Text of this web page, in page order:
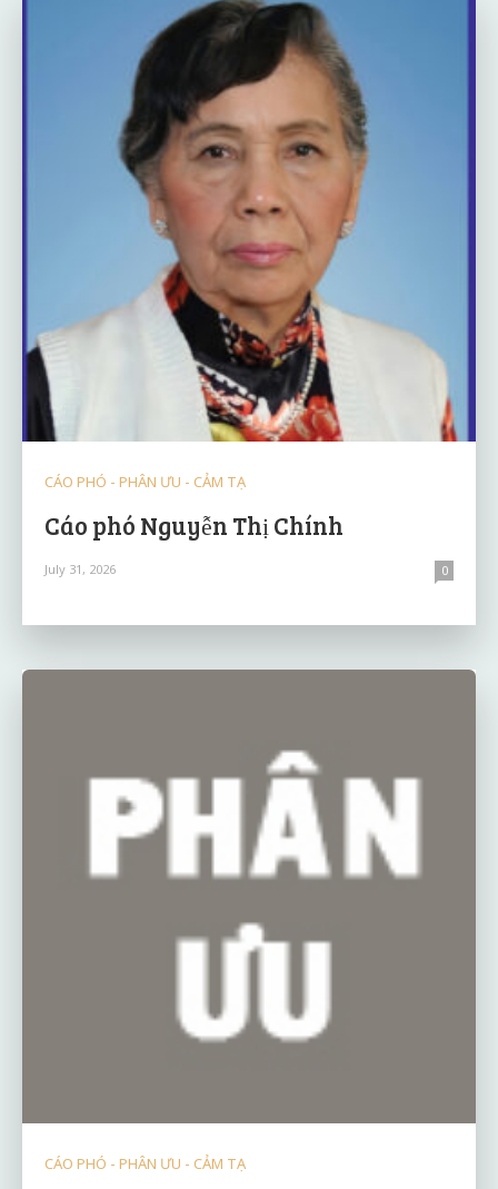
CÁO PHÓ - PHÂN ƯU - CẢM TẠ
Cáo phó Nguyễn Thị Chính
July 31, 2026 0
CÁO PHÓ - PHÂN ƯU - CẢM TẠ